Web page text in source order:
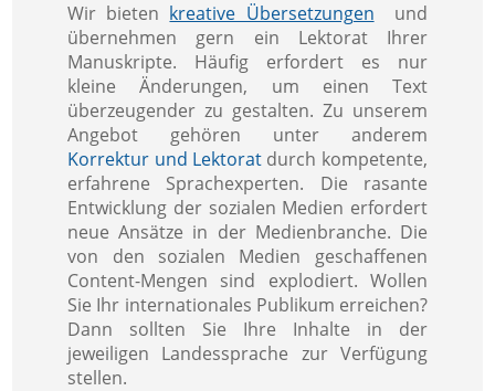
Wir bieten kreative Übersetzungen
und
übernehmen gern ein Lektorat Ihrer
Manuskripte. Häufig erfordert es nur
kleine Änderungen, um einen Text
überzeugender zu gestalten. Zu unserem
Angebot gehören unter anderem
Korrektur und Lektorat durch kompetente,
erfahrene Sprachexperten. Die rasante
Entwicklung der sozialen Medien erfordert
neue Ansätze in der Medienbranche. Die
von den sozialen Medien geschaffenen
Content-Mengen sind explodiert. Wollen
Sie Ihr internationales Publikum erreichen?
Dann sollten Sie Ihre Inhalte in der
jeweiligen Landessprache zur Verfügung
stellen.